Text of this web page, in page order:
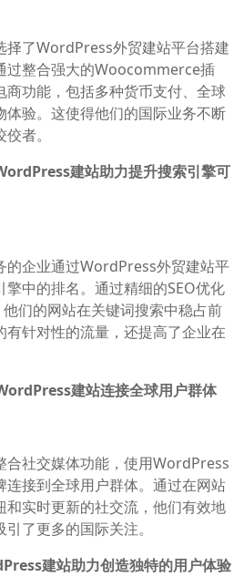
了WordPress外贸建站平台搭建
过整合强大的Woocommerce插
商功能，包括多种货币支付、全球
体验。这使得他们的国际业务不断
者。
建站助力提升搜索引擎可
企业通过WordPress外贸建站平
中的排名。通过精细的SEO优化
们的网站在关键词搜索中稳占前
针对性的流量，还提高了企业在
建站连接全球用户群体
社交媒体功能，使用WordPress
连接到全球用户群体。通过在网站
和实时更新的社交流，他们有效地
了更多的国际关注。
建站助力创造独特的用户体验